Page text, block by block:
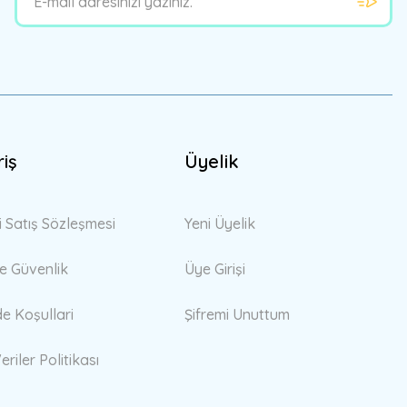
Sözleşmesi
Güvenlik
Koşullari
Politikası
Üyelik
Yeni Üyelik
Üye Girişi
Şifremi Unuttum